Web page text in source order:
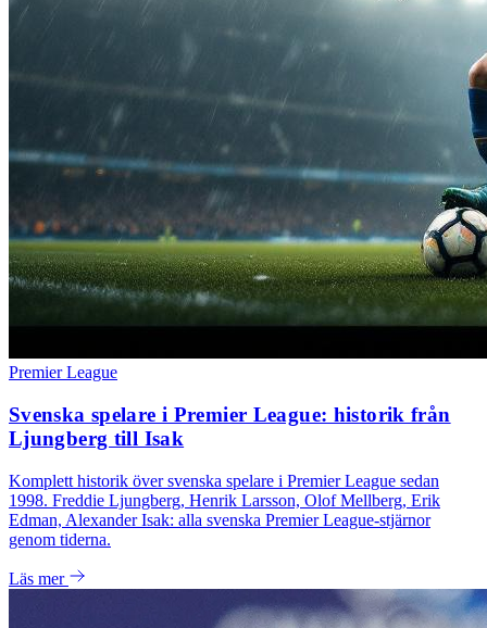
Premier League
Svenska spelare i Premier League: historik från
Ljungberg till Isak
Komplett historik över svenska spelare i Premier League sedan
1998. Freddie Ljungberg, Henrik Larsson, Olof Mellberg, Erik
Edman, Alexander Isak: alla svenska Premier League-stjärnor
genom tiderna.
Läs mer